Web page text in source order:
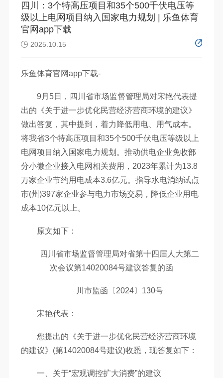
四川：3个特高压项目和35个500千伏电压等
级以上电网项目纳入国家电力规划 | 乐鱼体育
官网app下载
 2025.10.15
乐鱼体育官网app下载-
9月5日，四川省市场监督管理局对宋艳代表提
出的《关于进一步优化民营经济营商环境的建议》
做出答复，其中提到，着力降低用电、用气成本。
将我省3个特高压项目和35个500千伏电压等级以上
电网项目纳入国家电力规划。推动供电企业免收部
分小微企业接入电网相关费用，2023年累计为13.8
万家企业节约用电成本3.6亿元。指导水电消纳试点
市(州)397家企业参与电力市场交易，降低企业用电
成本10亿元以上。
原文如下：
四川省市场监督管理局对省第十四届人大第二
次会议第14020084号建议答复的函
川市监函〔2024〕130号
宋艳代表：
您提出的《关于进一步优化民营经济营商环境
的建议》(第14020084号建议)收悉，现答复如下：
一、关于“宏观调控扩大消费”的建议